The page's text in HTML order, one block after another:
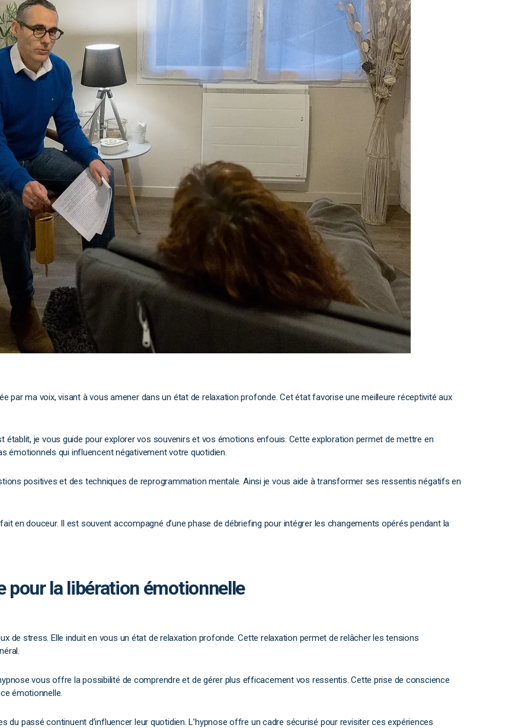
par ma voix, visant à vous amener dans un état de relaxation profonde. Cet état favorise une meilleure réceptivité aux
je vous guide pour explorer vos souvenirs et vos émotions enfouis. Cette exploration permet de mettre en
émotionnels qui influencent négativement votre quotidien.
positives et des techniques de reprogrammation mentale. Ainsi je vous aide à transformer ses ressentis négatifs en
en douceur. Il est souvent accompagné d’une phase de débriefing pour intégrer les changements opérés pendant la
pour la libération émotionnelle
de stress. Elle induit en vous un état de relaxation profonde. Cette relaxation permet de relâcher les tensions
vous offre la possibilité de comprendre et de gérer plus efficacement vos ressentis. Cette prise de conscience
émotionnelle.
du passé continuent d’influencer leur quotidien. L’hypnose offre un cadre sécurisé pour revisiter ces expériences